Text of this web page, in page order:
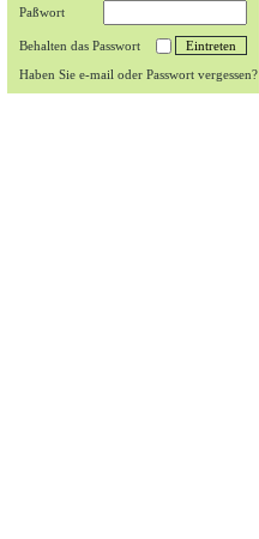
Paßwort
Behalten das Passwort
Haben Sie e-mail oder Passwort vergessen?